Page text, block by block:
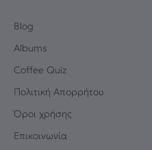
Blog
Albums
Coffee Quiz
Πολιτική Απορρήτου
Όροι χρήσης
Επικοινωνία